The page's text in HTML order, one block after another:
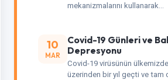
mekanizmalarını kullanarak…
10
MAR
Covid-19 Günleri ve
Depresyonu
Covid-19 virüsünün
üzerinden bir yıl geçti ve tam